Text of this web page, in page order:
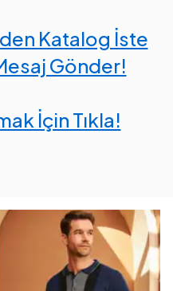
Katalog İste
Gönder!
İçin Tıkla!